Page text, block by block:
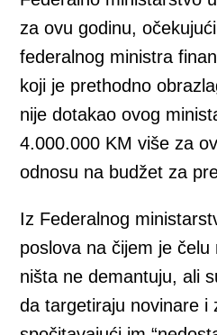
za ovu godinu,
federalnog ministra
koji je prethodno
nije dotakao ovog
4.000.000 KM više za
odnosu na budžet za
Iz Federalnog
poslova na čijem je
ništa ne demantuju, ali
da targetiraju novinare i